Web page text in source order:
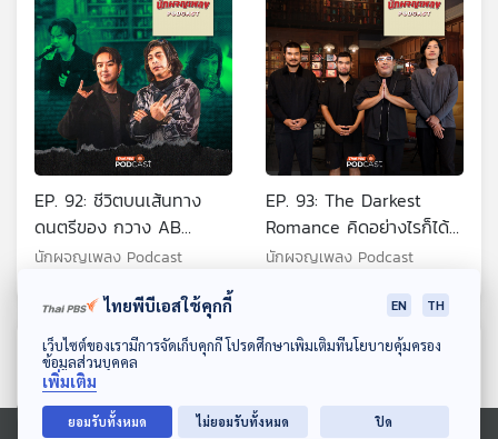
ดาวน์โหลด Thai PBS Podcast Application
EP. 92: ชีวิตบนเส้นทาง
ดนตรีของ กวาง AB
Normal และ แทน Ultra
นักผจญเพลง Podcast
EP. 93: The Darkest
Romance คิดอย่างไรก็ได้ที่
ไม่เหมือนเดิม
นักผจญเพลง Podcast
ตอนที่เกี่ยวข้อง
ไทยพีบีเอสใช้คุกกี้ EN TH
เว็บไซต์ของเรามีการจัดเก็บคุกกี้ โปรดศึกษาเพิ่มเติมที่นโยบายคุ้มครอง
ข้อมูลส่วนบุคคล
เพิ่มเติม
ยอมรับทั้งหมด ไม่ยอมรับทั้งหมด ปิด